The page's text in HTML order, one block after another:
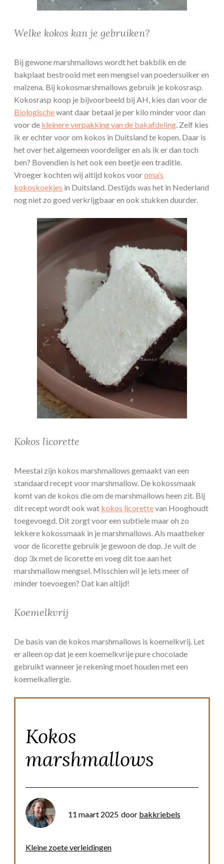
Welke kokos kan je gebruiken?
Bij gewone marshmallows wordt het bakblik en de
bakplaat bestrooid met een mengsel van poedersuiker en
maïzena. Bij kokosmarshmallows gebruik je kokosrasp.
Kokosrasp koop je bijvoorbeeld bij AH, kies dan voor de
Biologischewant daar betaal je per kilo minder voor dan
voor de kleinere verpakking van de bakafdeling. Zelf kies
ik er echter voor om kokos in Duitsland te kopen. Daar is
het over het algemeen voordeliger en als ik er dan toch
ben? Bovendien is het ook een beetje een traditie.
Vroeger kochten wij altijd kokos vooroma’s
kokoskoekjes in Duitsland. Destijds was het in Nederland
nog niet zo goed verkrijgbaar en ook stukken duurder.
Kokos licorette
Meestal zijn kokos marshmallows gemaakt van een
standaard recept voor marshmallow. De kokossmaak
komt van de kokos die om de marshmallows heen zit. Bij
dit recept wordt ook wat kokos licorettevan Hooghoudt
toegevoegd. Dit zorgt voor een subtiele maar oh zo
lekkere kokossmaak in je marshmallows. Als maatbeker
voor de licorette gebruik je gewoon de dop. Je vult de
dop 3x met de licorette en voeg dit toe aan het
marshmallow mengsel. Misschien wil je iets meer of
minder toevoegen? Dat kan altijd!
Koemelkvrij
De basis van de kokos marshmallows is koemelkvrij. Let
er alleen op dat je een koemelkvrije pure chocolade
gebruikt wanneer je rekening moet houden met een
koemelkallergie.
Kokos
marshmallows
11 maart 2025 door bakkriebels
Kleine zoete verleidingen